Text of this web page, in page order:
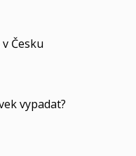
Česku
vypadat?